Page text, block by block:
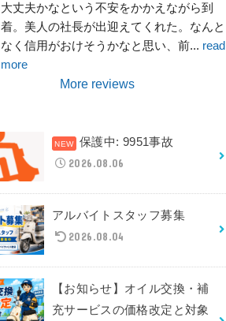
大丈夫かなという不安をかかえながら到
着。美人の社長が出迎えてくれた。なんと
なく信用がおけそうかなと思い、前... read
more
More reviews
保護中: 9951事故
2026.08.06
アルバイトスタッフ募集
2026.08.04
【お知らせ】オイル交換・補
充サービスの価格改定と対象